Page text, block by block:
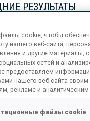
РЕЗУЛЬТАТЫ
МЕСТО ПРОВЕДЕНИЯ
OBERTILLIACH
cookie, чтобы
нашего веб-сайта,
и другие материалы,
сетей и
предоставляем
нашего веб-сайта своим
рекламе и
файлы cookie